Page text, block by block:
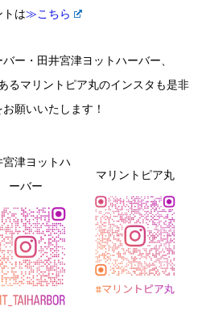
トは≫こちら
ー・田井宮津ヨットハーバー、
るマリントピア丸のインスタも是非
願いいたします！
宮津ヨットハ
ーバー
マリントピア丸